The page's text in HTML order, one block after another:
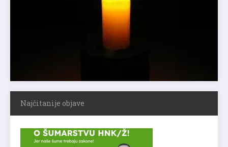
Najčitanije objave